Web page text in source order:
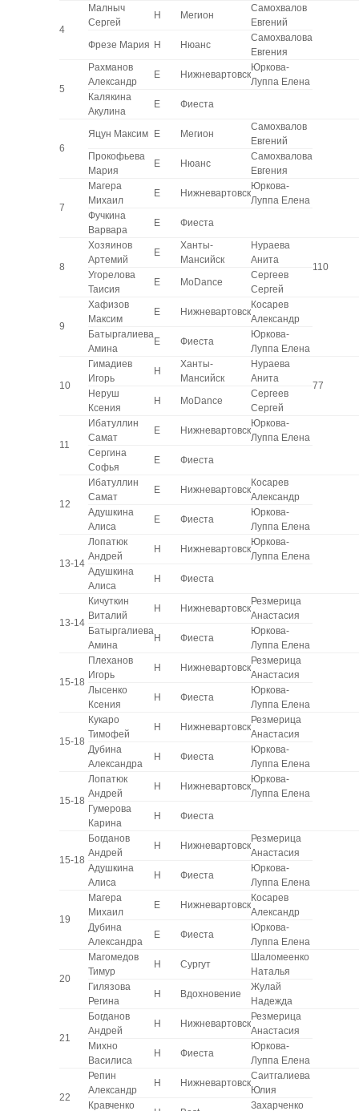
4
Малныч
Сергей
H Мегион
Самохвалов
Евгений
Фрезе Мария H Нюанс
Самохвалова
Евгения
5
Рахманов
Александр
E Нижневартовск
Юркова-
Луппа Елена
Калякина
Акулина
E Фиеста
6
Яцун Максим E Мегион
Самохвалов
Евгений
Прокофьева
Мария
E Нюанс
Самохвалова
Евгения
7
Магера
Михаил
E Нижневартовск
Юркова-
Луппа Елена
Фучкина
Варвара
E Фиеста
8
Хозяинов
Артемий
E
Ханты-
Мансийск
Нураева
Анита
110
Угорелова
Таисия
E MoDance
Сергеев
Сергей
9
Хафизов
Максим
E Нижневартовск
Косарев
Александр
Батыргалиева
Амина
E Фиеста
Юркова-
Луппа Елена
10
Гимадиев
Игорь
H
Ханты-
Мансийск
Нураева
Анита
77
Неруш
Ксения
H MoDance
Сергеев
Сергей
11
Ибатуллин
Самат
E Нижневартовск
Юркова-
Луппа Елена
Сергина
Софья
E Фиеста
12
Ибатуллин
Самат
E Нижневартовск
Косарев
Александр
Адушкина
Алиса
E Фиеста
Юркова-
Луппа Елена
13-14
Лопатюк
Андрей
H Нижневартовск
Юркова-
Луппа Елена
Адушкина
Алиса
H Фиеста
13-14
Кичуткин
Виталий
H Нижневартовск
Резмерица
Анастасия
Батыргалиева
Амина
H Фиеста
Юркова-
Луппа Елена
15-18
Плеханов
Игорь
H Нижневартовск
Резмерица
Анастасия
Лысенко
Ксения
H Фиеста
Юркова-
Луппа Елена
15-18
Кукаро
Тимофей
H Нижневартовск
Резмерица
Анастасия
Дубина
Александра
H Фиеста
Юркова-
Луппа Елена
15-18
Лопатюк
Андрей
H Нижневартовск
Юркова-
Луппа Елена
Гумерова
Карина
H Фиеста
15-18
Богданов
Андрей
H Нижневартовск
Резмерица
Анастасия
Адушкина
Алиса
H Фиеста
Юркова-
Луппа Елена
19
Магера
Михаил
E Нижневартовск
Косарев
Александр
Дубина
Александра
E Фиеста
Юркова-
Луппа Елена
20
Магомедов
Тимур
H Сургут
Шаломеенко
Наталья
Гилязова
Регина
H Вдохновение
Жулай
Надежда
21
Богданов
Андрей
H Нижневартовск
Резмерица
Анастасия
Михно
Василиса
H Фиеста
Юркова-
Луппа Елена
22
Репин
Александр
H Нижневартовск
Саитгалиева
Юлия
Кравченко
Захарченко